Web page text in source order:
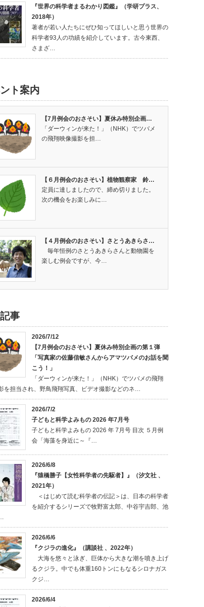
『世界の科学者まるわかり図鑑』（学研プラス、
2018年）
著者が若い人たちにぜひ知ってほしいと思う世界の
科学者93人の功績を紹介しています。古今東西、
さまざ…
ト案内
【7月例会のおさそい】夏休み特別企画…
「ダーウィンが来た！」（NHK）でツバメ
の飛翔映像撮影を担…
【６月例会のおさそい】植物観察家 鈴…
定員に達しましたので、締め切りました。
次の機会をお楽しみに…
【４月例会のおさそい】さとうあきらさ…
毎年恒例のさとうあきらさんと動物園を
楽しむ例会ですが、今…
事
2026/7/12
【7月例会のおさそい】夏休み特別企画の第１弾
「写真家の佐藤信敏さんからアマツバメのお話を聞
こう！」
「ダーウィンが来た！」（NHK）でツバメの飛翔
を担当され、野鳥飛翔写真、ビデオ撮影などのネ…
2026/7/2
子どもと科学よみもの 2026 年7月号
子どもと科学よみもの 2026 年 7月号 目次 ５月例
会「海藻を身近に～『…
2026/6/8
『猿橋勝子【女性科学者の先駆者】』（汐文社 、
2021年）
＜はじめて読む科学者の伝記＞は、日本の科学者
を紹介するシリーズで牧野富太郎、中谷宇吉郎、池
2026/6/6
『クジラの進化』（講談社 、2022年）
大海を悠々と泳ぎ、巨体から大きな潮を噴き上げ
るクジラ。中でも体重160トンにもなるシロナガス
クジ…
2026/6/4